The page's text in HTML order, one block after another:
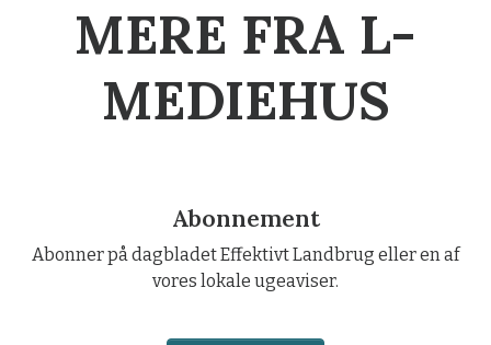
MERE FRA L-
MEDIEHUS
Abonnement
Abonner på dagbladet Effektivt Landbrug eller en af
vores lokale ugeaviser.